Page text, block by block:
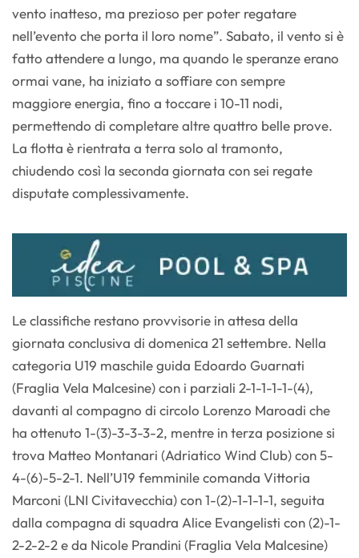
vento inatteso, ma prezioso per poter regatare
nell’evento che porta il loro nome”. Sabato, il vento si è
fatto attendere a lungo, ma quando le speranze erano
ormai vane, ha iniziato a soffiare con sempre
maggiore energia, fino a toccare i 10-11 nodi,
permettendo di completare altre quattro belle prove.
La flotta è rientrata a terra solo al tramonto,
chiudendo così la seconda giornata con sei regate
disputate complessivamente.
Le classifiche restano provvisorie in attesa della
giornata conclusiva di domenica 21 settembre. Nella
categoria U19 maschile guida Edoardo Guarnati
(Fraglia Vela Malcesine) con i parziali 2-1-1-1-1-(4),
davanti al compagno di circolo Lorenzo Maroadi che
ha ottenuto 1-(3)-3-3-3-2, mentre in terza posizione si
trova Matteo Montanari (Adriatico Wind Club) con 5-
4-(6)-5-2-1. Nell’U19 femminile comanda Vittoria
Marconi (LNI Civitavecchia) con 1-(2)-1-1-1-1, seguita
dalla compagna di squadra Alice Evangelisti con (2)-1-
2-2-2-2 e da Nicole Prandini (Fraglia Vela Malcesine)